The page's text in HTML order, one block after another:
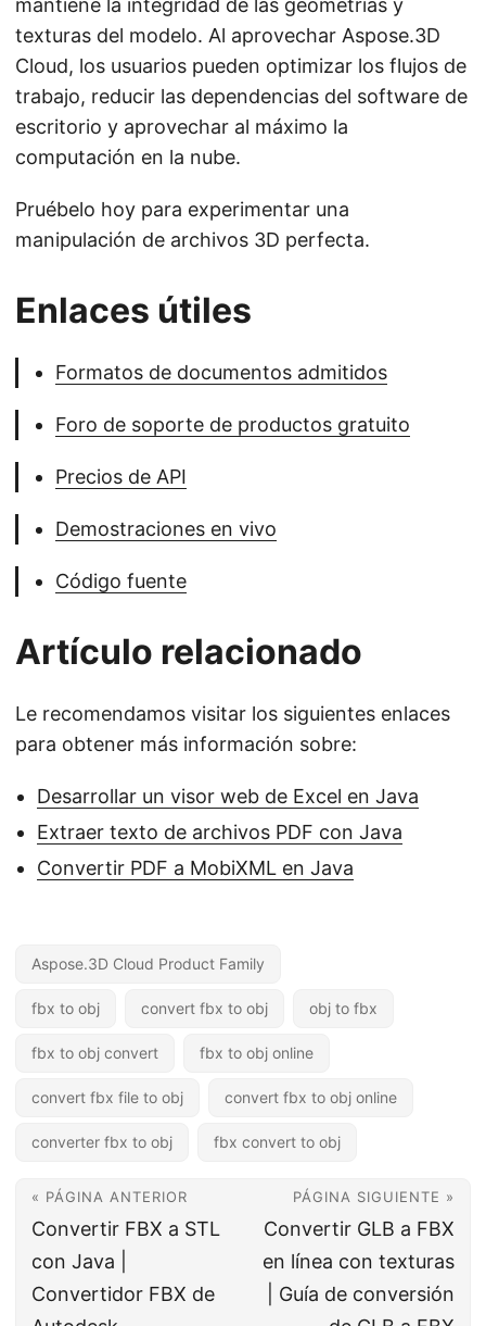
texturas del modelo. Al aprovechar Aspose.3D
Cloud, los usuarios pueden optimizar los flujos de
trabajo, reducir las dependencias del software de
escritorio y aprovechar al máximo la
computación en la nube.
Pruébelo hoy para experimentar una
manipulación de archivos 3D perfecta.
Enlaces útiles
Formatos de documentos admitidos
Foro de soporte de productos gratuito
Precios de API
Demostraciones en vivo
Código fuente
Artículo relacionado
Le recomendamos visitar los siguientes enlaces
para obtener más información sobre:
Desarrollar un visor web de Excel en Java
Extraer texto de archivos PDF con Java
Convertir PDF a MobiXML en Java
Aspose.3D Cloud Product Family
fbx to obj convert fbx to obj obj to fbx
fbx to obj convert fbx to obj online
convert fbx file to obj convert fbx to obj online
converter fbx to obj fbx convert to obj
« PÁGINA ANTERIOR
Convertir FBX a STL
con Java |
Convertidor FBX de
PÁGINA SIGUIENTE »
Convertir GLB a FBX
en línea con texturas
| Guía de conversión